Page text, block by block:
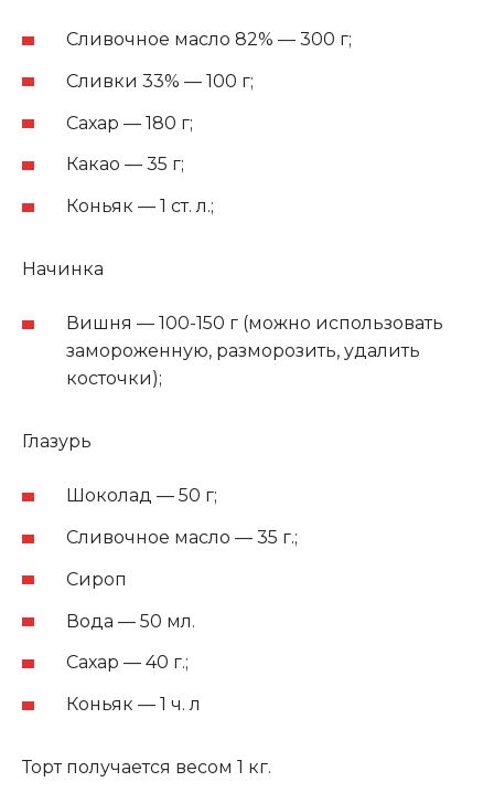
Сливочное масло 82% — 300 г;
Сливки 33% — 100 г;
Сахар — 180 г;
Какао — 35 г;
Коньяк — 1 ст. л.;
Начинка
Вишня — 100-150 г (можно использовать
замороженную, разморозить, удалить
косточки);
Глазурь
Шоколад — 50 г;
Сливочное масло — 35 г.;
Сироп
Вода — 50 мл.
Сахар — 40 г.;
Коньяк — 1 ч. л
Торт получается весом 1 кг.